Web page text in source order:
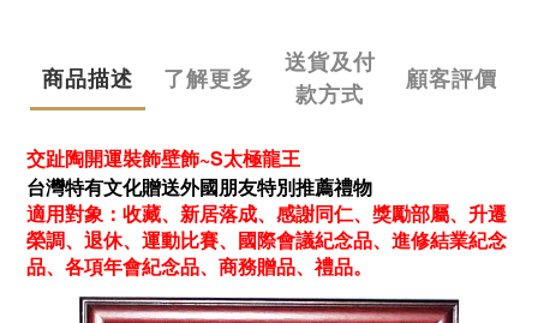
商品描述 了解更多
送貨及付
款方式
顧客評價
交趾陶開運裝飾壁飾~S太極龍王
台灣特有文化贈送外國朋友特別推薦禮物
適用對象：收藏、新居落成、感謝同仁、獎勵部屬、升遷
榮調、退休、運動比賽、國際會議紀念品、進修結業紀念
品、各項年會紀念品、商務贈品、禮品。